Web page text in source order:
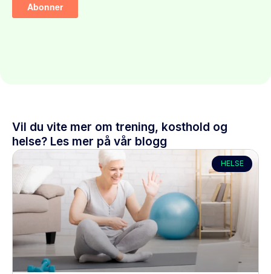
Vil du vite mer om trening, kosthold og
helse? Les mer på vår blogg
HELSE